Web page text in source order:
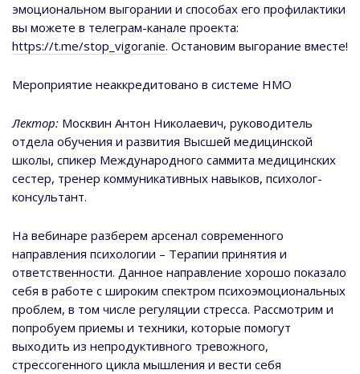
эмоциональном выгорании и способах его профилактики
вы можете в телеграм-канале проекта:
https://t.me/stop_vigoranie. Остановим выгорание вместе!
Мероприятие неаккредитовано в системе НМО
Лектор: Москвин Антон Николаевич, руководитель
отдела обучения и развития Высшей медицинской
школы, спикер Международного саммита медицинских
сестер, тренер коммуникативных навыков, психолог-
консультант.
На вебинаре разберем арсенал современного
направления психологии – Терапии принятия и
ответственности. Данное направление хорошо показало
себя в работе с широким спектром психоэмоциональных
проблем, в том числе регуляции стресса. Рассмотрим и
попробуем приемы и техники, которые помогут
выходить из непродуктивного тревожного,
стрессогенного цикла мышления и вести себя